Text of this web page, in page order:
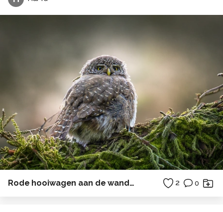
Rode hooiwagen aan de wandel 2 0